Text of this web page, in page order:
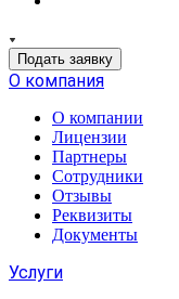
Подать заявку
О компания
О компании
Лицензии
Партнеры
Сотрудники
Отзывы
Реквизиты
Документы
Услуги